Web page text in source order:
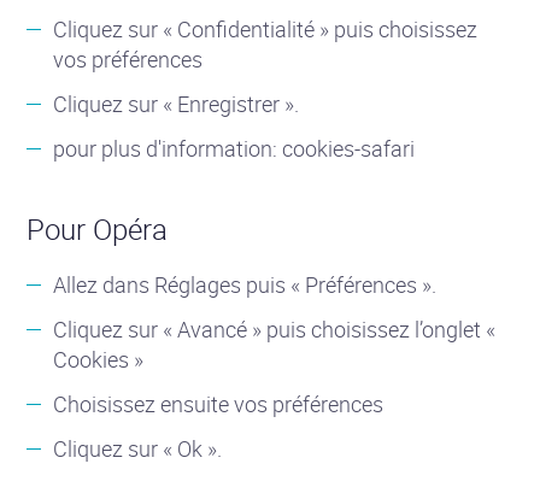
Cliquez sur « Confidentialité » puis choisissez
vos préférences
Cliquez sur « Enregistrer ».
pour plus d'information: cookies-safari
Pour Opéra
Allez dans Réglages puis « Préférences ».
Cliquez sur « Avancé » puis choisissez l’onglet «
Cookies »
Choisissez ensuite vos préférences
Cliquez sur « Ok ».